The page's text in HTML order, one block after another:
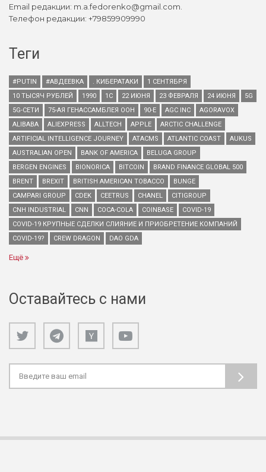
Email редакции: m.a.fedorenko@gmail.com.
Телефон редакции: +79859909990
Теги
#PUTIN #АВДЕЕВКА . КИБЕРАТАКИ
1 СЕНТЯБРЯ
10 ТЫСЯЧ РУБЛЕЙ
1990 1С 22 ИЮНЯ 23 ФЕВРАЛЯ 24 ИЮНЯ
5G
5G-СЕТИ
75-АЯ ГЕНАССАМБЛЕЯ ООН 90-Е AGC INC
AGORAVOX
ALIBABA
ALIEXPRESS ALLTECH APPLE
ARCTIC CHALLENGE
ARTIFICIAL INTELLIGENCE JOURNEY
ATACMS ATLANTIC COAST
AUKUS
AUSTRALIAN OPEN
BANK OF AMERICA
BELUGA GROUP
BERGEN ENGINES
BIONORICA BITCOIN
BRAND FINANCE GLOBAL 500
BRENT
BREXIT BRITISH AMERICAN TOBACCO
BUNGE
CAMPARI GROUP
CDEK CEETRUS CHANEL
CITIGROUP
CNH INDUSTRIAL
CNN COCA-COLA COINBASE
COVID-19
COVID-19 КРУПНЫЕ СДЕЛКИ СЛИЯНИЕ И ПРИОБРЕТЕНИЕ КОМПАНИЙ
COVID-19?
CREW DRAGON DAO GDA
Ещё
Оставайтесь с нами